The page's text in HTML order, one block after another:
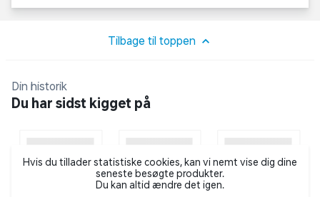
Fås i mange farver
Tilbage til toppen
Din historik
Du har sidst kigget på
Hvis du tillader statistiske cookies, kan vi nemt vise dig dine
seneste besøgte produkter.
Du kan altid ændre det igen.